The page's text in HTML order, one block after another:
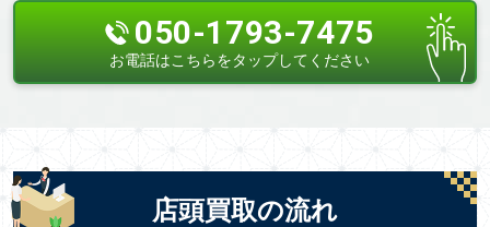
050-1793-7475
お電話はこちらをタップしてください
店頭買取の流れ